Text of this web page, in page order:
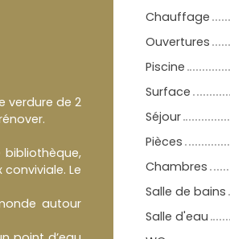
verdure de 2
bibliothèque,
Le
autour
Chauffage
Ouvertures
Piscine
Surface
Séjour
Pièces
Chambres
Salle de bains
Salle d'eau